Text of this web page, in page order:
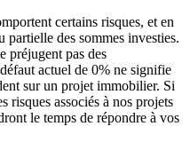
certains risques, et en
partielle des sommes investies.
préjugent pas des
actuel de 0% ne signifie
sur un projet immobilier. Si
risques associés à nos projets
le temps de répondre à vos